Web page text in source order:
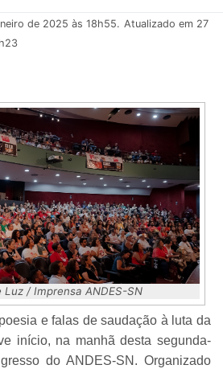
de 2025 às 18h55. Atualizado em 27
L uz / Imprensa ANDES-SN
e falas de saudação à luta da
início, na manhã desta segunda-
do ANDES-SN. Organizado